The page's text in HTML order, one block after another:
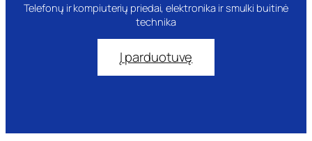
Telefonų ir kompiuterių priedai, elektronika ir smulki buitinė
technika
Į parduotuvę